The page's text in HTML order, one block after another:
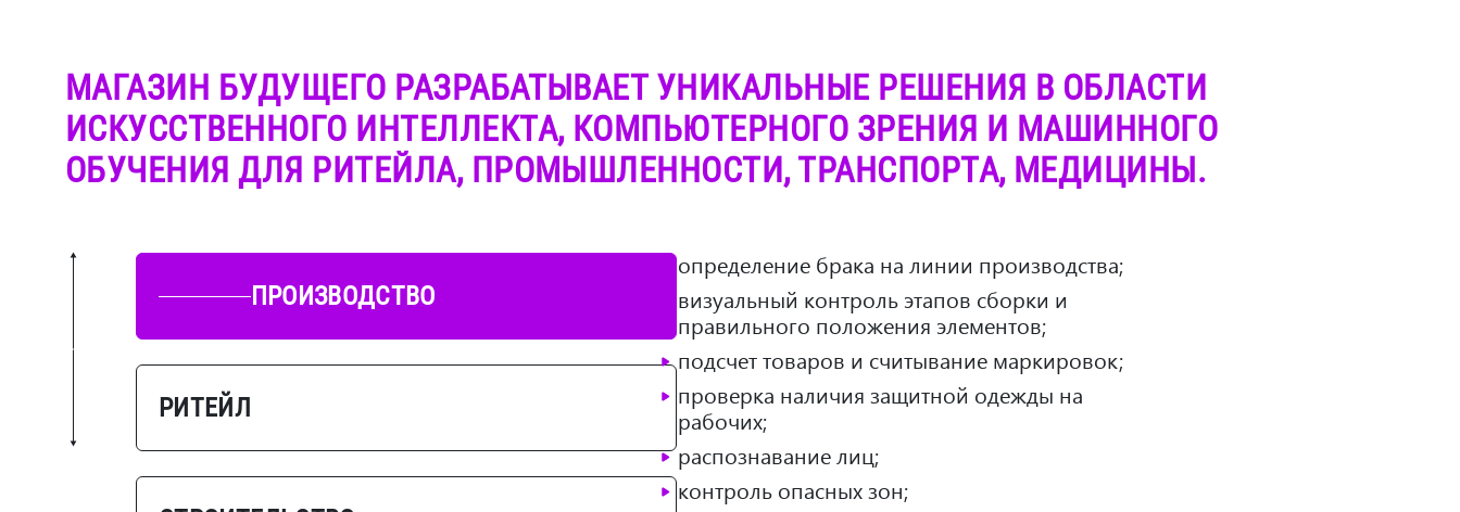
МАГАЗИН БУДУЩЕГО РАЗРАБАТЫВАЕТ УНИКАЛЬНЫЕ РЕШЕНИЯ В ОБЛАСТИ
ИСКУССТВЕННОГО ИНТЕЛЛЕКТА, КОМПЬЮТЕРНОГО ЗРЕНИЯ И МАШИННОГО
ОБУЧЕНИЯ ДЛЯ РИТЕЙЛА, ПРОМЫШЛЕННОСТИ, ТРАНСПОРТА, МЕДИЦИНЫ.
БЕЗОПАСНОСТЬ
ФАРМАЦЕВТИКА
ПРОИЗВОДСТВО
РИТЕЙЛ
определение брака на линии производства;
визуальный контроль этапов сборки и
правильного положения элементов;
подсчет товаров и считывание маркировок;
проверка наличия защитной одежды на
рабочих;
распознавание лиц;
контроль опасных зон;